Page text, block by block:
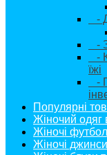
-
-
-
їжі
-
Популярні
Жіночий одяг
Жіночі
Жіночі